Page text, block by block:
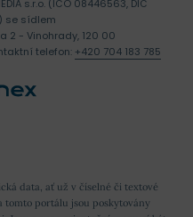
data, ať už v číselné či textové
tomto portálu jsou poskytovány
s.r.o. (IČO 08446563, DIČ
se sídlem
2 - Vinohrady, 120 00
telefon: +420 704 183 785